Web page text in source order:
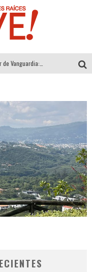
Alexandra Bedoya – La Constancia detrás de La Paletería
El Despertar de la Calidez: Acabados Dorados de FV para Elevar tu Espacio